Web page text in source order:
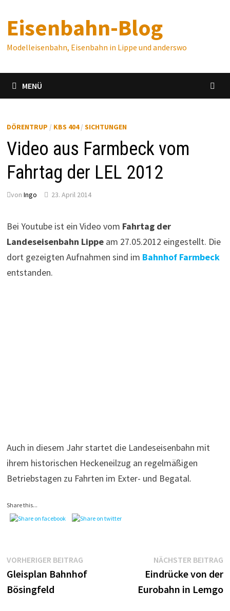
Inhalt
springen
Eisenbahn-Blog
Modelleisenbahn, Eisenbahn in Lippe und anderswo
MENÜ
DÖRENTRUP / KBS 404/ SICHTUNGEN
Video aus Farmbeck vom
Fahrtag der LEL 2012
von Ingo 23. April 2014
Bei Youtube ist ein Video vom Fahrtag der
Landeseisenbahn Lippeam 27.05.2012 eingestellt. Die
dort gezeigten Aufnahmen sind im Bahnhof Farmbeck
entstanden.
Auch in diesem Jahr startet die Landeseisenbahn mit
ihrem historischen Heckeneilzug an regelmäßigen
Betriebstagen zu Fahrten im Exter- und Begatal.
Share this...
Beitragsnavigation
VORHERIGER BEITRAGVorheriger
Beitrag:
Gleisplan Bahnhof
Bösingfeld
NÄCHSTER BEITRAG
Eindrücke von der
Eurobahn in Lemgo